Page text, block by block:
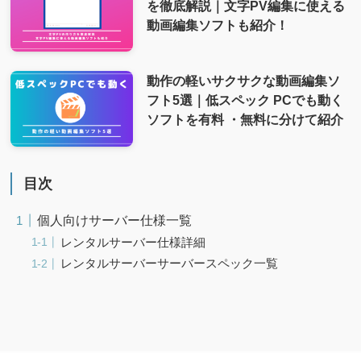
を徹底解説｜文字PV編集に使える
動画編集ソフトも紹介！
動作の軽いサクサクな動画編集ソ
フト5選｜低スペック PCでも動く
ソフトを有料 ・無料に分けて紹介
目次
個人向けサーバー仕様一覧
レンタルサーバー仕様詳細
レンタルサーバーサーバースペック一覧